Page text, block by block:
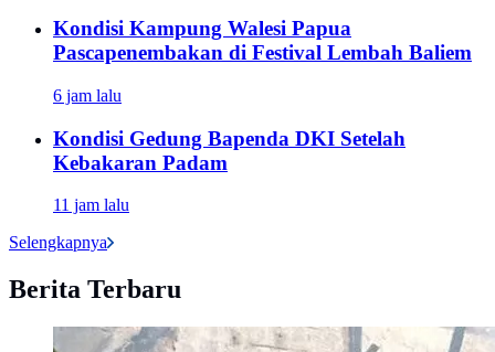
Kondisi Kampung Walesi Papua
Pascapenembakan di Festival Lembah Baliem
6 jam lalu
Kondisi Gedung Bapenda DKI Setelah
Kebakaran Padam
11 jam lalu
Selengkapnya
Berita Terbaru